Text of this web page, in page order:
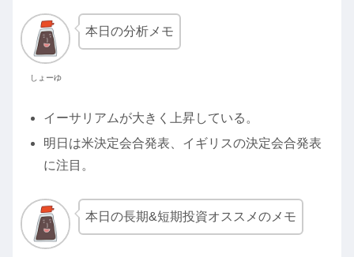
しょーゆ
本日の分析メモ
イーサリアムが大きく上昇している。
明日は米決定会合発表、イギリスの決定会合発表
に注目。
本日の長期&短期投資オススメのメモ